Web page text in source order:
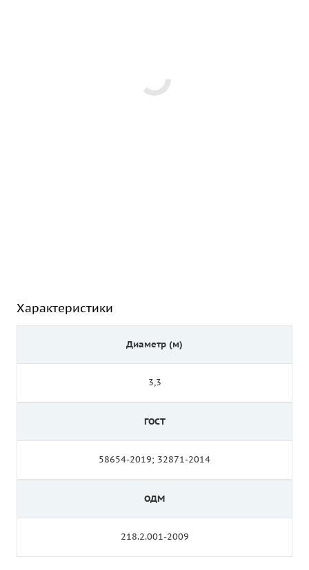
Характеристики
Диаметр (м)
3,3
ГОСТ
58654-2019; 32871-2014
ОДМ
218.2.001-2009